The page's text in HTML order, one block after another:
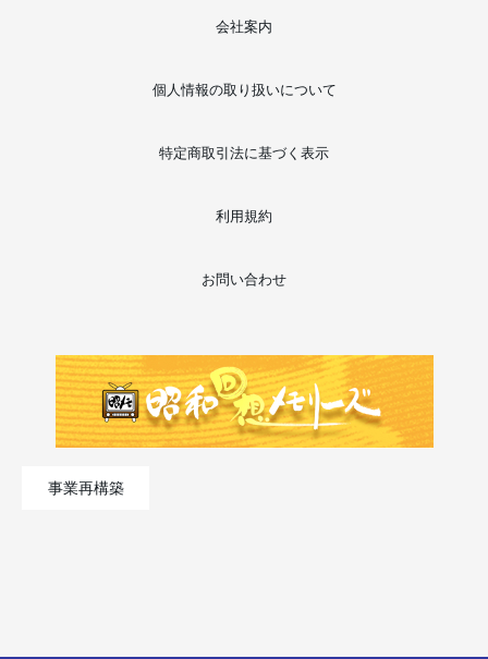
会社案内
個人情報の取り扱いについて
特定商取引法に基づく表示
利用規約
お問い合わせ
事業再構築